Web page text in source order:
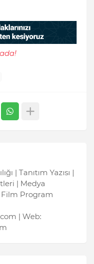
| Tanıtım Yazısı |
| Medya
Film Program
| Web: